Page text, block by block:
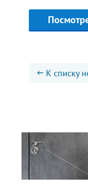
К списку